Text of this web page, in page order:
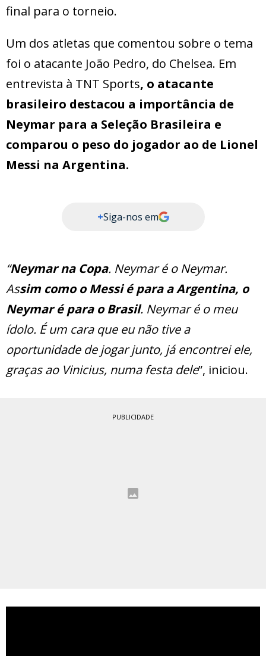
final para o torneio.
Um dos atletas que comentou sobre o tema
foi o atacante João Pedro, do Chelsea. Em
entrevista à TNT Sports, o atacante
brasileiro destacou a importância de
Neymar para a Seleção Brasileira e
comparou o peso do jogador ao de Lionel
Messi na Argentina.
+Siga-nos em
“Neymar na Copa. Neymar é o Neymar.
Assim como o Messi é para a Argentina, o
Neymar é para o Brasil. Neymar é o meu
ídolo. É um cara que eu não tive a
oportunidade de jogar junto, já encontrei ele,
graças ao Vinicius, numa festa dele”, iniciou.
PUBLICIDADE